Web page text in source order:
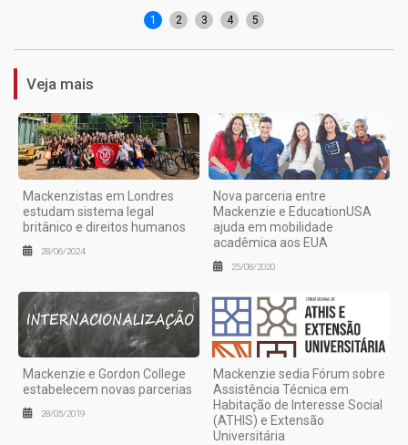
1 2 3 4 5
Veja mais
Mackenzistas em Londres
estudam sistema legal
britânico e direitos humanos
28/06/2024
Nova parceria entre
Mackenzie e EducationUSA
ajuda em mobilidade
acadêmica aos EUA
25/08/2020
Mackenzie e Gordon College
estabelecem novas parcerias
28/05/2019
Mackenzie sedia Fórum sobre
Assistência Técnica em
Habitação de Interesse Social
(ATHIS) e Extensão
Universitária